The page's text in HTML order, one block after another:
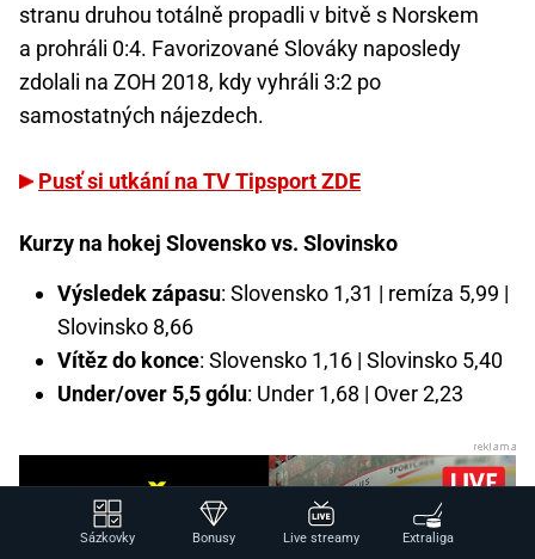
stranu druhou totálně propadli v bitvě s Norskem
a prohráli 0:4. Favorizované Slováky naposledy
zdolali na ZOH 2018, kdy vyhráli 3:2 po
samostatných nájezdech.
Pusť si utkání na TV Tipsport ZDE
Kurzy na hokej Slovensko vs. Slovinsko
Výsledek zápasu: Slovensko 1,31 | remíza 5,99 |
Slovinsko 8,66
Vítěz do konce: Slovensko 1,16 | Slovinsko 5,40
Under/over 5,5 gólu: Under 1,68 | Over 2,23
Sázkovky Bonusy Live streamy Extraliga